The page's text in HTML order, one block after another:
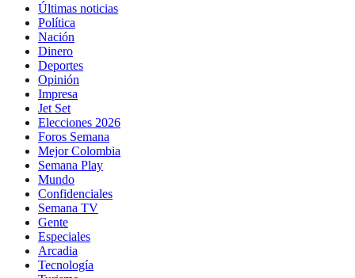
Últimas noticias
Política
Nación
Dinero
Deportes
Opinión
Impresa
Jet Set
Elecciones 2026
Foros Semana
Mejor Colombia
Semana Play
Mundo
Confidenciales
Semana TV
Gente
Especiales
Arcadia
Tecnología